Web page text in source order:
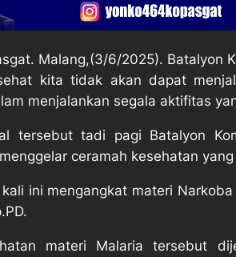
Malang,(3/6/2025). Batalyon
kita tidak akan dapat
menjalankan segala aktifitas
tersebut tadi pagi Batalyon
ceramah kesehatan
ini mengangkat materi
materi Malaria tersebut